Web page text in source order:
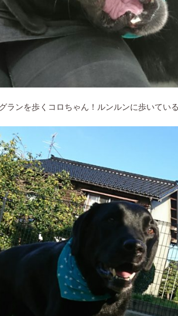
ランを歩くコロちゃん！ルンルンに歩いてい